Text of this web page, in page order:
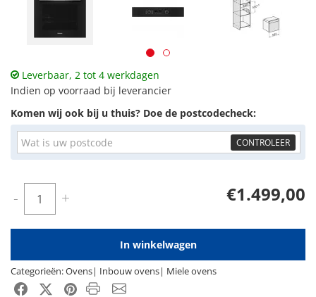
Leverbaar, 2 tot 4 werkdagen
Indien op voorraad bij leverancier
Komen wij ook bij u thuis? Doe de postcodecheck:
CONTROLEER
€1.499,00
- +
In winkelwagen
Categorieën:Ovens| Inbouw ovens| Miele ovens
FacebookX-Twitter
PinterestProduct PDF
Email